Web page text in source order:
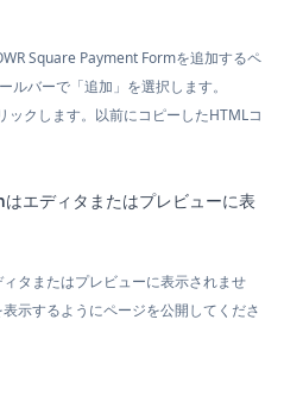
Square Payment Formを追加するペ
ルバーで「追加」を選択します。
ックします。以前にコピーしたHTMLコ
ディタまたはプレビューに表
タまたはプレビューに表示されませ
示するようにページを公開してくださ